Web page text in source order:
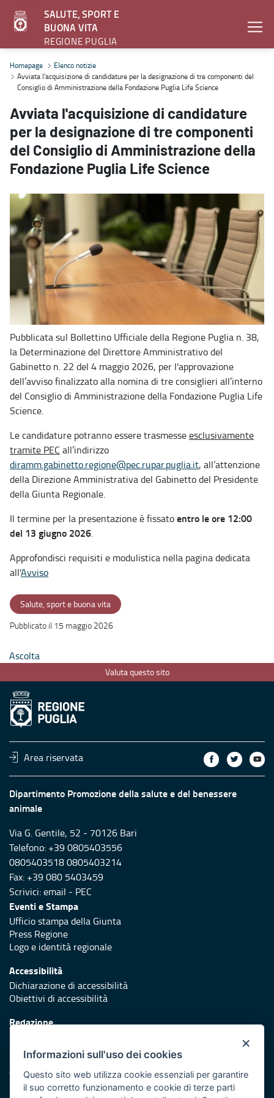
SALUTE, SPORT E
BUONA VITA
REGIONE PUGLIA
Avviata l'acquisizione di candidature per la designazione di tre
Homepage
Elenco notizie
Avviata l'acquisizione di candidature per la designazione di tre componenti del
Consiglio di Amministrazione della Fondazione Puglia Life Science
Avviata l'acquisizione di candidature
per la designazione di tre componenti
del Consiglio di Amministrazione della
Fondazione Puglia Life Science
Pubblicata sul Bollettino Ufficiale della Regione Puglia n. 38,
la Determinazione del Direttore Amministrativo del
Gabinetto n. 22 del 4 maggio 2026, per l'approvazione
dell’avviso finalizzato alla nomina di tre consiglieri all’interno
del Consiglio di Amministrazione della Fondazione Puglia Life
Science.
Le candidature potranno essere trasmesseesclusivamente
tramite PEC all’indirizzo
diramm.gabinetto.regione@pec.rupar.puglia.it, all’attenzione
della Direzione Amministrativa del Gabinetto del Presidente
della Giunta Regionale.
Il termine per la presentazione è fissatoentro le ore 12:00
del 13 giugno 2026.
Approfondisci requisiti e modulistica nella pagina dedicata
all'Avviso
Salute, sport e buona vita
Pubblicato il 15 maggio 2026
Ascolta
Valuta questo sito
Area riservata
Dipartimento Promozione della salute e del benessere
animale
Via G. Gentile, 52 - 70126 Bari
Telefono: +39 0805403556
0805403518 0805403214
Fax: +39 080 5403459
Scrivici:email - PEC
Eventi e Stampa
Ufficio stampa della Giunta
Press Regione
Logo e identità regionale
Accessibilità
Dichiarazione di accessibilità
Obiettivi di accessibilità
Redazione
Protezione civile
Vai al sito di Protezione civile Puglia
×
Informazioni sull'uso dei cookies
Questo sito web utilizza cookie essenziali per garantire
il suo corretto funzionamento e cookie di terze parti